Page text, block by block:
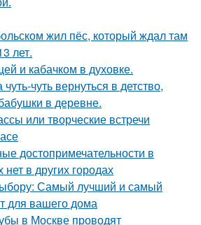
жил пёс, который ждал там
лет.
и кабачком в духовке.
чуть вернуться в детство,
в деревне.
или творческие встречи
достопримечательности в
в других городах
Самый лучший и самый
для вашего дома
в Москве проводят